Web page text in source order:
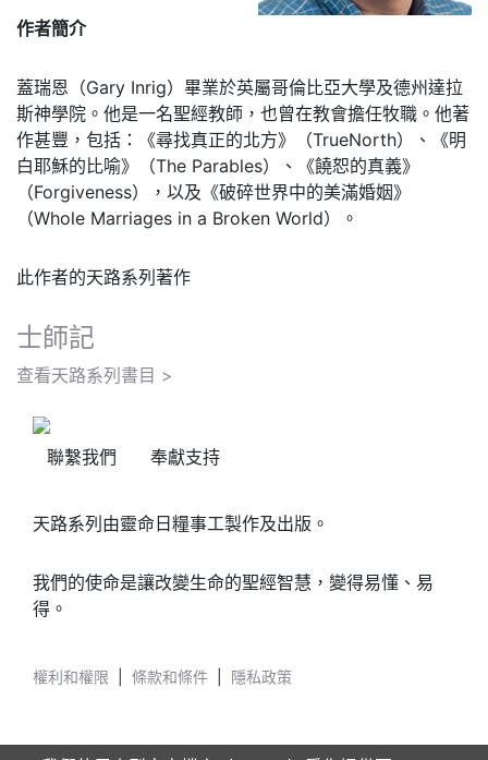
作者簡介
蓋瑞恩（Gary Inrig）畢業於英屬哥倫比亞大學及德州達拉
斯神學院。他是一名聖經教師，也曾在教會擔任牧職。他著
作甚豐，包括：《尋找真正的北方》（TrueNorth）、《明
白耶穌的比喻》（The Parables）、《饒恕的真義》
（Forgiveness），以及《破碎世界中的美滿婚姻》
（Whole Marriages in a Broken World）。
此作者的天路系列著作
士師記
查看天路系列書目 >
聯繫我們 奉獻支持
天路系列由靈命日糧事工製作及出版。
我們的使命是讓改變生命的聖經智慧，變得易懂、易
得。
權利和權限 條款和條件 隱私政策